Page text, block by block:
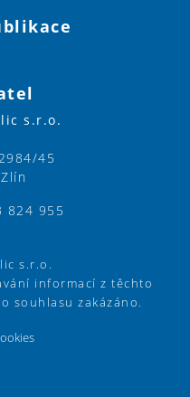
s.r.o.
45
824 955
s.r.o.
informací z těchto
souhlasu zakázáno.